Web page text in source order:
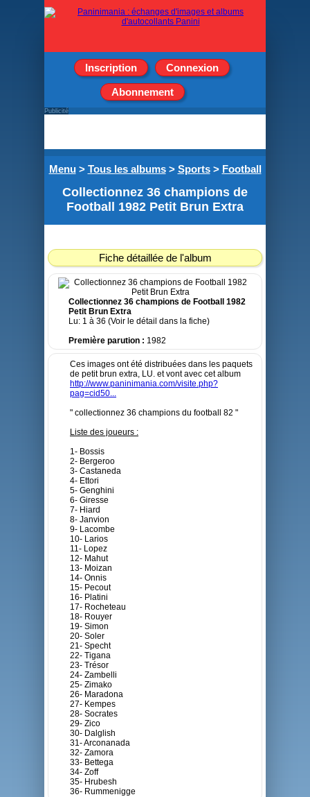
Inscription Connexion
Abonnement
Menu> Tous les albums> Sports> Football
Collectionnez 36 champions de
Football 1982 Petit Brun Extra
Fiche détaillée de l'album
Collectionnez 36 champions de Football 1982
Petit Brun Extra
Lu: 1 à 36 (Voir le détail dans la fiche)
Première parution : 1982
Ces images ont été distribuées dans les paquets
de petit brun extra, LU. et vont avec cet album
http://www.paninimania.com/visite.php?
pag=cid50...
" collectionnez 36 champions du football 82 "
Liste des joueurs :
1- Bossis
2- Bergeroo
3- Castaneda
4- Ettori
5- Genghini
6- Giresse
7- Hiard
8- Janvion
9- Lacombe
10- Larios
11- Lopez
12- Mahut
13- Moizan
14- Onnis
15- Pecout
16- Platini
17- Rocheteau
18- Rouyer
19- Simon
20- Soler
21- Specht
22- Tigana
23- Trésor
24- Zambelli
25- Zimako
26- Maradona
27- Kempes
28- Socrates
29- Zico
30- Dalglish
31- Arconanada
32- Zamora
33- Bettega
34- Zoff
35- Hrubesh
36- Rummenigge
Publicité